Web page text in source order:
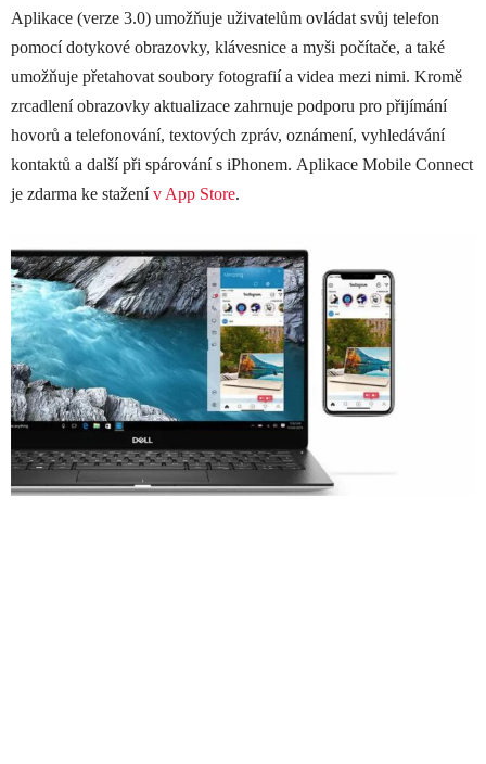
Aplikace (verze 3.0) umožňuje uživatelům ovládat svůj telefon
pomocí dotykové obrazovky, klávesnice a myši počítače, a také
umožňuje přetahovat soubory fotografií a videa mezi nimi. Kromě
zrcadlení obrazovky aktualizace zahrnuje podporu pro přijímání
hovorů a telefonování, textových zpráv, oznámení, vyhledávání
kontaktů a další při spárování s ‌iPhonem. Aplikace Mobile Connect
je zdarma ke stažení v App Store.